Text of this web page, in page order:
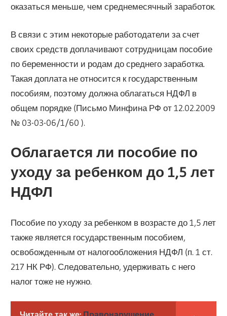
оказаться меньше, чем среднемесячный заработок.
В связи с этим некоторые работодатели за счет
своих средств доплачивают сотрудницам пособие
по беременности и родам до среднего заработка.
Такая доплата не относится к государственным
пособиям, поэтому должна облагаться НДФЛ в
общем порядке (Письмо Минфина РФ от 12.02.2009
№ 03-03-06/1/60 ).
Облагается ли пособие по
уходу за ребенком до 1,5 лет
НДФЛ
Пособие по уходу за ребенком в возрасте до 1,5 лет
также является государственным пособием,
освобожденным от налогообложения НДФЛ (п. 1 ст.
217 НК РФ). Следовательно, удерживать с него
налог тоже не нужно.